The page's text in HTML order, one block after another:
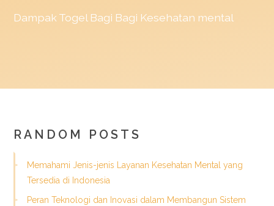
DampakTogelBagi Bagi Kesehatan mental
RANDOM POSTS
Memahami Jenis-jenis Layanan Kesehatan Mental yang
Tersedia di Indonesia
Peran Teknologi dan Inovasi dalam Membangun Sistem